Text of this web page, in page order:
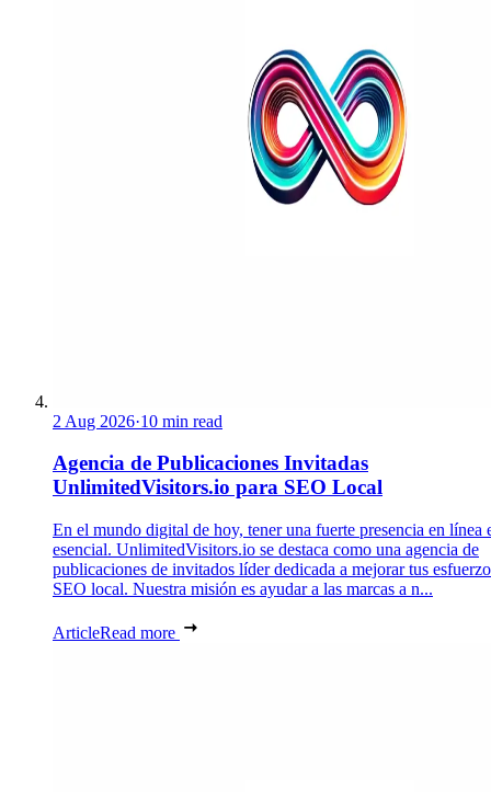
2 Aug 2026·10 min read
Agencia de Publicaciones Invitadas
UnlimitedVisitors.io para SEO Local
En el mundo digital de hoy, tener una fuerte presencia en línea
esencial. UnlimitedVisitors.io se destaca como una agencia de
publicaciones de invitados líder dedicada a mejorar tus
SEO local. Nuestra misión es ayudar a las marcas a n...
ArticleRead more